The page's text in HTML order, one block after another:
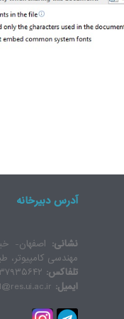
آدرس دبیرخانه
نشانی: اصفهان-
مهندسی کامپیوتر، طبقه ۳،
تلفاکس:
ایمیل: